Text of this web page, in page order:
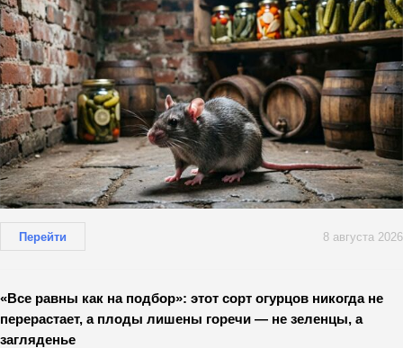
Перейти 8 августа 2026
«Все равны как на подбор»: этот сорт огурцов никогда не
перерастает, а плоды лишены горечи — не зеленцы, а
загляденье